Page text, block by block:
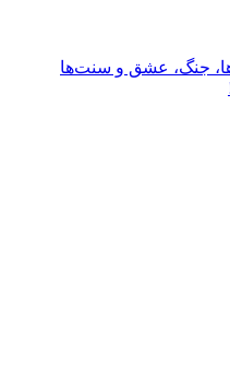
جنگ، عشق و سنت‌ها